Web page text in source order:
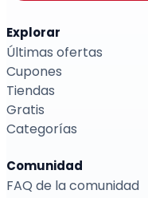
Explorar
Últimas ofertas
Cupones
Tiendas
Gratis
Categorías
Comunidad
FAQ de la comunidad